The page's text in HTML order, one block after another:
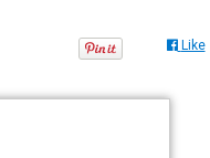
Like